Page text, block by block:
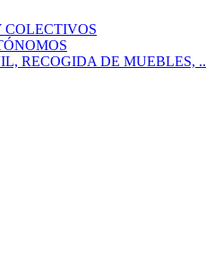
COLECTIVOS
RECOGIDA DE MUEBLES, ..